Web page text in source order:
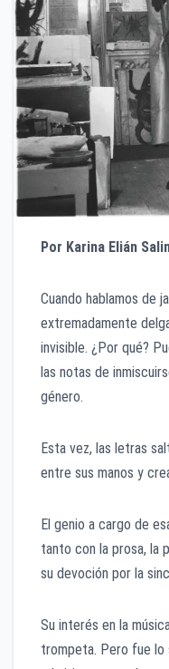
Por Karina Elián
Cuando hablamos de
extremadamente
invisible. ¿Por qué?
las notas de
género.
Esta vez, las letras
entre sus manos y
El genio a cargo de
tanto con la prosa, la
su devoción por la
Su interés en la
trompeta. Pero fue lo